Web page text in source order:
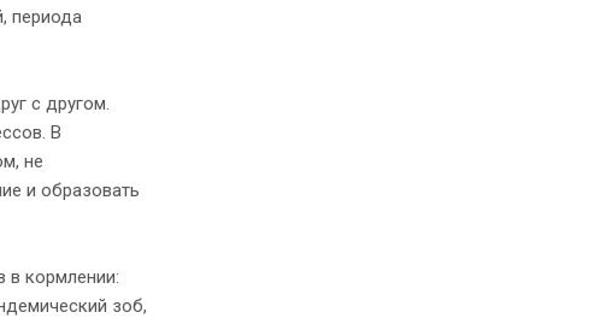
периода
с другом.
В
не
и образовать
в кормлении:
зоб,